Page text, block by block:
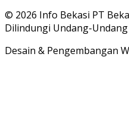
© 2026 Info Bekasi PT
Dilindungi Undang-Undang
Desain & Pengembangan